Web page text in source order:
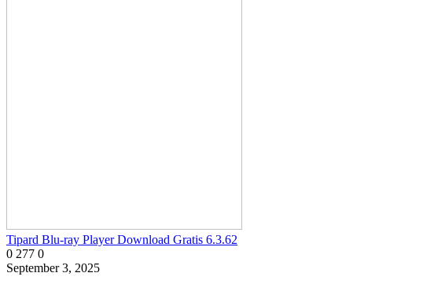
Tipard Blu-ray Player Download Gratis 6.3.62
0 277 0
September 3, 2025